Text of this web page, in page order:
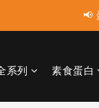
📢
📢
📢 使用
系列 素食蛋白